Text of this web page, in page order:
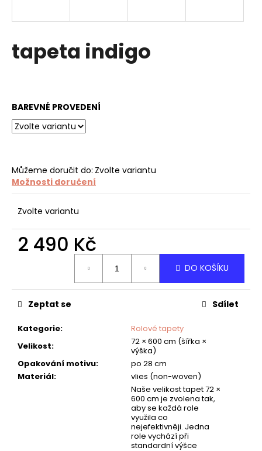
tapeta indigo
BAREVNÉ PROVEDENÍ
Můžeme doručit do: Zvolte variantu
Možnosti doručení
Zvolte variantu
2 490 Kč
DO KOŠÍKU
Kategorie:
Rolové tapety
Velikost:
72 × 600 cm (šířka ×
výška)
Opakování motivu:
po 28 cm
Materiál: vlies (non-woven)
Naše velikost tapet 72 ×
600 cm je zvolena tak,
aby se každá role
využila co
nejefektivněji. Jedna
role vychází při
standardní výšce
Zeptat se Sdílet
í
t
D
o
p
o
u
j
e
e
TAPETA
AIFEL
02